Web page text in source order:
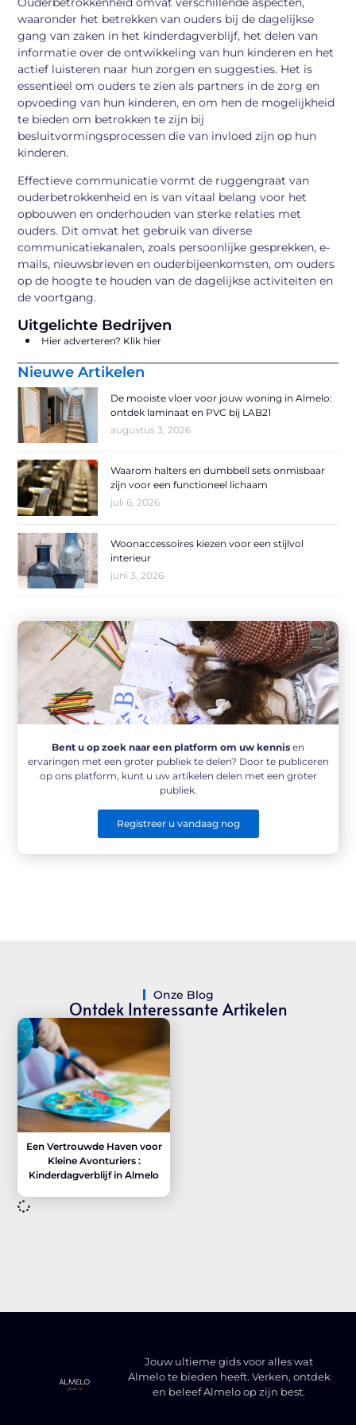
waaronder het betrekken van ouders bij de dagelijkse
gang van zaken in het kinderdagverblijf, het delen van
informatie over de ontwikkeling van hun kinderen en het
actief luisteren naar hun zorgen en suggesties. Het is
essentieel om ouders te zien als partners in de zorg en
opvoeding van hun kinderen, en om hen de mogelijkheid
te bieden om betrokken te zijn bij
besluitvormingsprocessen die van invloed zijn op hun
kinderen.
Effectieve communicatie vormt de ruggengraat van
ouderbetrokkenheid en is van vitaal belang voor het
opbouwen en onderhouden van sterke relaties met
ouders. Dit omvat het gebruik van diverse
communicatiekanalen, zoals persoonlijke gesprekken, e-
mails, nieuwsbrieven en ouderbijeenkomsten, om ouders
op de hoogte te houden van de dagelijkse activiteiten en
de voortgang.
Uitgelichte Bedrijven
Hier adverteren? Klik hier
Nieuwe Artikelen
De mooiste vloer voor jouw woning in Almelo:
ontdek laminaat en PVC bij LAB21
augustus 3, 2026
Waarom halters en dumbbell sets onmisbaar
zijn voor een functioneel lichaam
juli 6, 2026
Woonaccessoires kiezen voor een stijlvol
interieur
juni 3, 2026
Bent u op zoek naar een platform om uw kennis en
ervaringen met een groter publiek te delen? Door te publiceren
op ons platform, kunt u uw artikelen delen met een groter
publiek.
Registreer u vandaag nog
Onze Blog
Ontdek Interessante Artikelen
Een Vertrouwde Haven voor
Kleine Avonturiers :
Kinderdagverblijf in Almelo
Jouw ultieme gids voor alles wat
Almelo te bieden heeft. Verken, ontdek
en beleef Almelo op zijn best.